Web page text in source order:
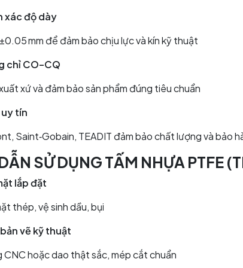
xác độ dày
mm để đảm bảo chịu lực và kín kỹ thuật
chỉ CO–CQ
xứ và đảm bảo sản phẩm đúng tiêu chuẩn
tín
Saint‑Gobain, TEADIT đảm bảo chất lượng và bảo
SỬ DỤNG TẤM NHỰA PTFE
lắp đặt
thép, vệ sinh dầu, bụi
vẽ kỹ thuật
CNC hoặc dao thật sắc, mép cắt chuẩn